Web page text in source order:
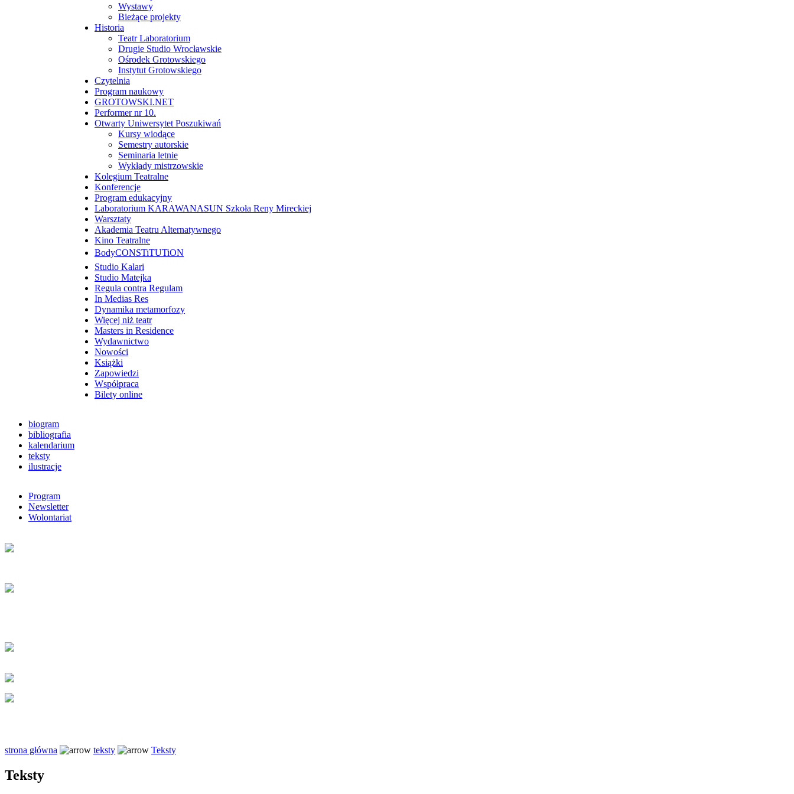
Wystawy
Bieżące projekty
Historia
Teatr Laboratorium
Drugie Studio Wrocławskie
Ośrodek Grotowskiego
Instytut Grotowskiego
Czytelnia
Program naukowy
GROTOWSKI.NET
Performer nr 10.
Otwarty Uniwersytet Poszukiwań
Kursy wiodące
Semestry autorskie
Seminaria letnie
Wykłady mistrzowskie
Kolegium Teatralne
Konferencje
Program edukacyjny
Laboratorium KARAWANASUN Szkoła Reny Mireckiej
Warsztaty
Akademia Teatru Alternatywnego
Kino Teatralne
BodyCONSTiTUTiON
Studio Kalari
Studio Matejka
Regula contra Regulam
In Medias Res
Dynamika metamorfozy
Więcej niż teatr
Masters in Residence
Wydawnictwo
Nowości
Książki
Zapowiedzi
Współpraca
Bilety online
biogram
bibliografia
kalendarium
teksty
ilustracje
Program
Newsletter
Wolontariat
strona główna teksty Teksty
Teksty